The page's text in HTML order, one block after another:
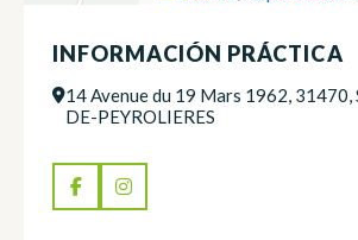
INFORMACIÓN PRÁCTICA
14 Avenue du 19 Mars 1962, 31470,
DE-PEYROLIERES